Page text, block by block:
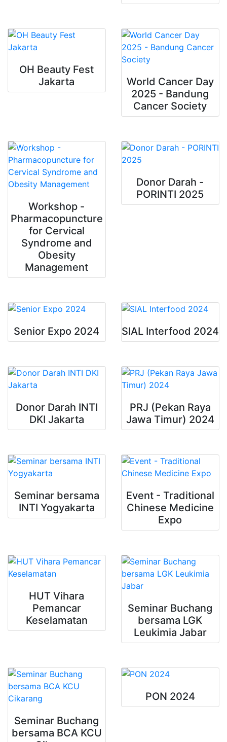
OH Beauty Fest
Jakarta
World Cancer Day
2025 - Bandung
Cancer Society
Workshop -
Pharmacopuncture
for Cervical
Syndrome and
Obesity
Management
Donor Darah -
PORINTI 2025
Senior Expo 2024 SIAL Interfood 2024
Donor Darah INTI
DKI Jakarta
PRJ (Pekan Raya
Jawa Timur) 2024
Seminar bersama
INTI Yogyakarta
Event - Traditional
Chinese Medicine
Expo
HUT Vihara
Pemancar
Keselamatan
Seminar Buchang
bersama LGK
Leukimia Jabar
Seminar Buchang
bersama BCA KCU
PON 2024